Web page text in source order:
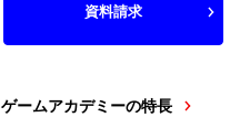
ゲームアカデミーの特長
資料請求